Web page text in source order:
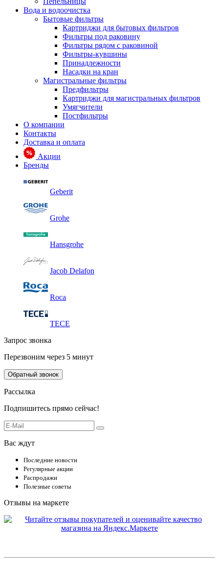
Вода и водоочистка
Бытовые фильтры
Картриджи для бытовых фильтров
Фильтры под раковину
Фильтры рядом с раковиной
Фильтры-кувшины
Принадлежности
Насадки на кран
Магистральные фильтры
Предфильтры
Картриджи для магистральных фильтров
Умягчители
Постфильтры
О компании
Контакты
Доставка и оплата
Акции
Бренды
Geberit
Grohe
Hansgrohe
Jacob Delafon
Roca
TECE
Запрос звонка
Перезвоним через 5 минут
Обратный звонок
Рассылка
Подпишитесь прямо сейчас!
Вас ждут
Последние новости
Регулярные акции
Распродажи
Полезные советы
Отзывы на маркете